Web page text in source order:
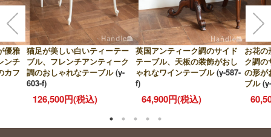
優雅
ンチ
カフ
猫足が美しい白いティーテー
ブル、フレンチアンティーク
調のおしゃれなテーブル (y-
603-f)
126,500円(税込)
英国アンティーク調のサイド
テーブル、天板の装飾がおし
ゃれなワインテーブル (y-587-
f)
64,900円(税込)
お花の
ク調の
の形が
ブル